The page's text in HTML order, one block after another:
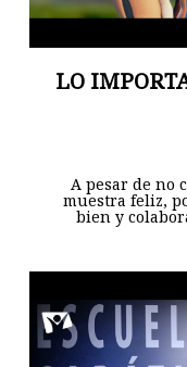
LO
A pesar de no
muestra feliz,
bien y